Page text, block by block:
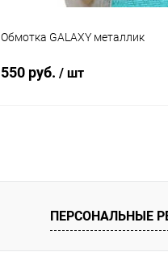
Обмотка GALAXY металлик
550 руб. / шт
Купить в 1 клик
В избранное
ПЕРСОНАЛЬНЫЕ